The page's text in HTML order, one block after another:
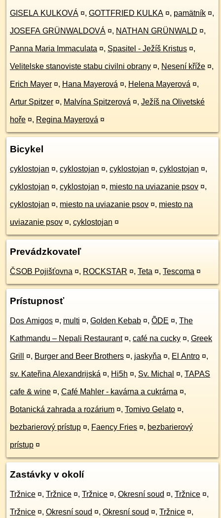
GISELA KULKOVÁ ¤, GOTTFRIED KULKA ¤, pamätník ¤,
JOSEFA GRÜNWALDOVÁ ¤, NATHAN GRÜNWALD ¤,
Panna Maria Immaculata ¤, Spasitel - Ježíš Kristus ¤,
Velitelske stanoviste stabu civilni obrany ¤, Nesení kříže ¤,
Erich Mayer ¤, Hana Mayerová ¤, Helena Mayerová ¤,
Artur Spitzer ¤, Malvína Spitzerová ¤, Ježíš na Olivetské
hoře ¤, Regina Mayerová ¤
Bicykel
cyklostojan ¤, cyklostojan ¤, cyklostojan ¤, cyklostojan ¤,
cyklostojan ¤, cyklostojan ¤, miesto na uviazanie psov ¤,
cyklostojan ¤, miesto na uviazanie psov ¤, miesto na
uviazanie psov ¤, cyklostojan ¤
Prevádzkovateľ
ČSOB Pojišťovna ¤, ROCKSTAR ¤, Teta ¤, Tescoma ¤
Prístupnosť
Dos Amigos ¤, multi ¤, Golden Kebab ¤, ÕDE ¤, The
Kathmandu – Nepali Restaurant ¤, café na cucky ¤, Greek
Grill ¤, Burger and Beer Brothers ¤, jaskyňa ¤, El Antro ¤,
sv. Kateřina Alexandrijská ¤, Hi5h ¤, Sv. Michal ¤, TAPAS
cafe & wine ¤, Café Mahler - kavárna a cukrárna ¤,
Botanická zahrada a rozárium ¤, Tomivo Gelato ¤,
bezbarierový prístup ¤, Faency Fries ¤, bezbarierový
prístup ¤
Zastávky v okolí
Tržnice ¤, Tržnice ¤, Tržnice ¤, Okresní soud ¤, Tržnice ¤,
Tržnice ¤, Okresní soud ¤, Okresní soud ¤, Tržnice ¤,